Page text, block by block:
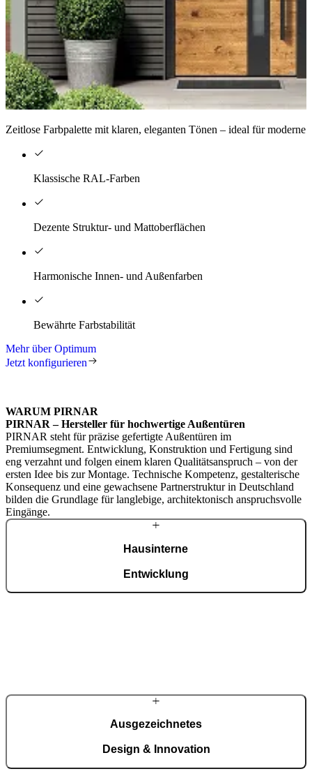
Zeitlose Farbpalette mit klaren, eleganten Tönen – ideal für
Klassische RAL-Farben
Dezente Struktur- und Mattoberflächen
Harmonische Innen- und Außenfarben
Bewährte Farbstabilität
Mehr über Optimum
Jetzt konfigurieren
WARUM PIRNAR
PIRNAR – Hersteller für hochwertige Außentüren
PIRNAR steht für präzise gefertigte Außentüren im
Premiumsegment. Entwicklung, Konstruktion und Fertigung sind
eng verzahnt und folgen einem klaren Qualitätsanspruch – von der
ersten Idee bis zur Montage. Technische Kompetenz, gestalterische
Konsequenz und eine gewachsene Partnerstruktur in Deutschland
bilden die Grundlage für langlebige, architektonisch anspruchsvolle
Eingänge.
Hausinterne
Entwicklung
Ausgezeichnetes
Design & Innovation